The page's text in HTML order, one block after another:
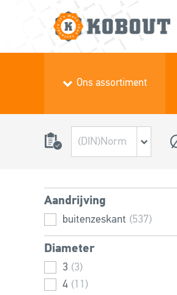
Ons assortiment
Aandrijving
buitenzeskant (537)
Diameter
3 (3)
4 (11)